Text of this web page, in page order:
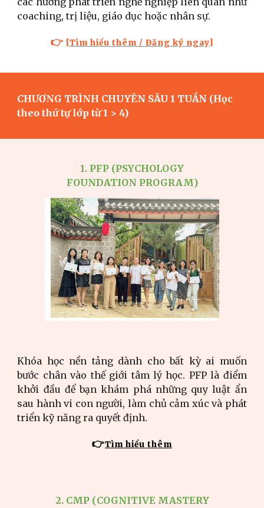
coaching, trị liệu, giáo dục hoặc nhân sự.
👉 [Tìm hiểu thêm / Đăng ký ngay]
CHƯƠNG TRÌNH CHUYÊN SÂU 1 TUẦN (Học
theo thứ tự lớp từ 1 > 4)
1. PFP (PSYCHOLOGY
FOUNDATION PROGRAM)
Khóa học nền tảng dành cho bất kỳ ai muốn
bước chân vào thế giới tâm lý học. PFP là điểm
khởi đầu để bạn khám phá những quy luật ẩn
sau hành vi con người, làm chủ cảm xúc và phát
triển kỹ năng ra quyết định.
👉Tìm hiểu thêm
2. CMP (COGNITIVE MASTERY